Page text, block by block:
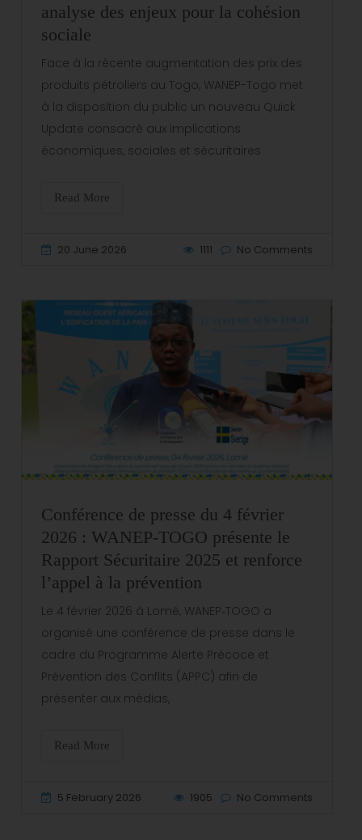
analyse des enjeux pour la cohésion
sociale
Face à la récente augmentation des prix des
produits pétroliers au Togo, WANEP-Togo met
à la disposition du public un nouveau Quick
Update consacré aux implications
économiques, sociales et sécuritaires
Read More
20 June 2026 1111 No Comments
Conférence de presse du 4 février
2026 : WANEP‑TOGO présente le
Rapport Sécuritaire 2025 et renforce
l’appel à la prévention
Le 4 février 2026 à Lomé, WANEP‑TOGO a
organisé une conférence de presse dans le
cadre du Programme Alerte Précoce et
Prévention des Conflits (APPC) afin de
présenter aux médias,
Read More
5 February 2026 1905 No Comments